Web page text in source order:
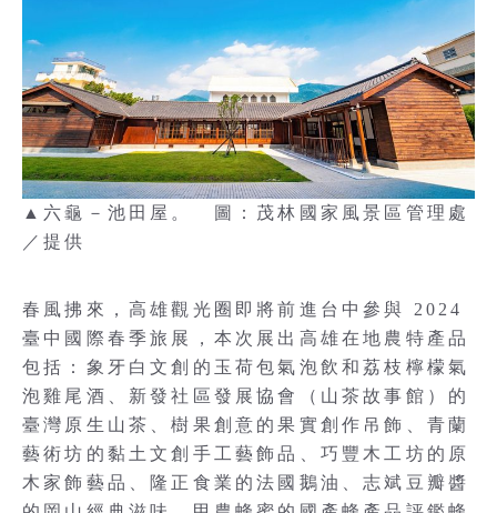
▲六龜－池田屋。 圖：茂林國家風景區管理處
／提供
春風拂來，高雄觀光圈即將前進台中參與 2024
臺中國際春季旅展，本次展出高雄在地農特產品
包括：象牙白文創的玉荷包氣泡飲和荔枝檸檬氣
泡雞尾酒、新發社區發展協會（山茶故事館）的
臺灣原生山茶、樹果創意的果實創作吊飾、青蘭
藝術坊的黏土文創手工藝飾品、巧豐木工坊的原
木家飾藝品、隆正食業的法國鵝油、志斌豆瓣醬